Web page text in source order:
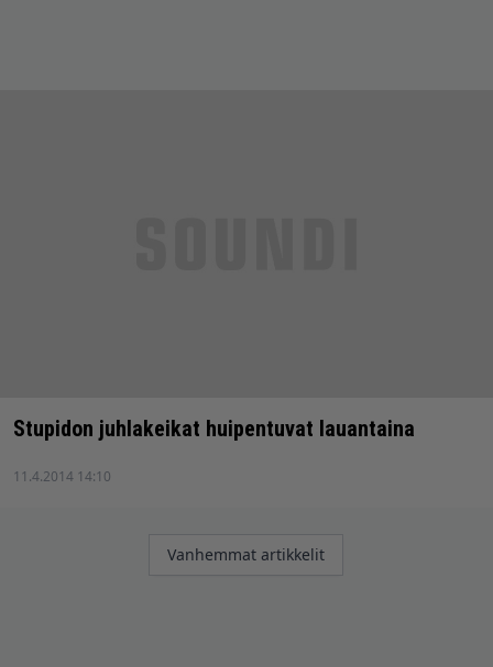
Stupidon juhlakeikat huipentuvat lauantaina
11.4.2014 14:10
Artikkelien
Vanhemmat artikkelit